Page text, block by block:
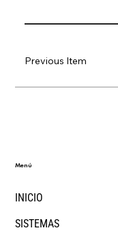
Previous Item
INICIO
SISTEMAS
Menú